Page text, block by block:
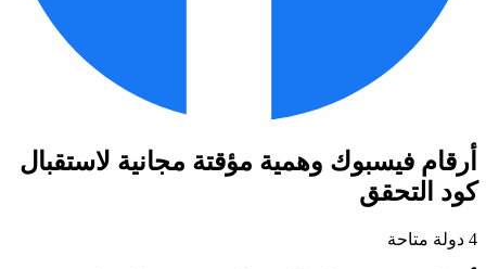
أرقام فيسبوك وهمية مؤقتة مجانية لاستقبال
كود التحقق
4 دولة متاحة